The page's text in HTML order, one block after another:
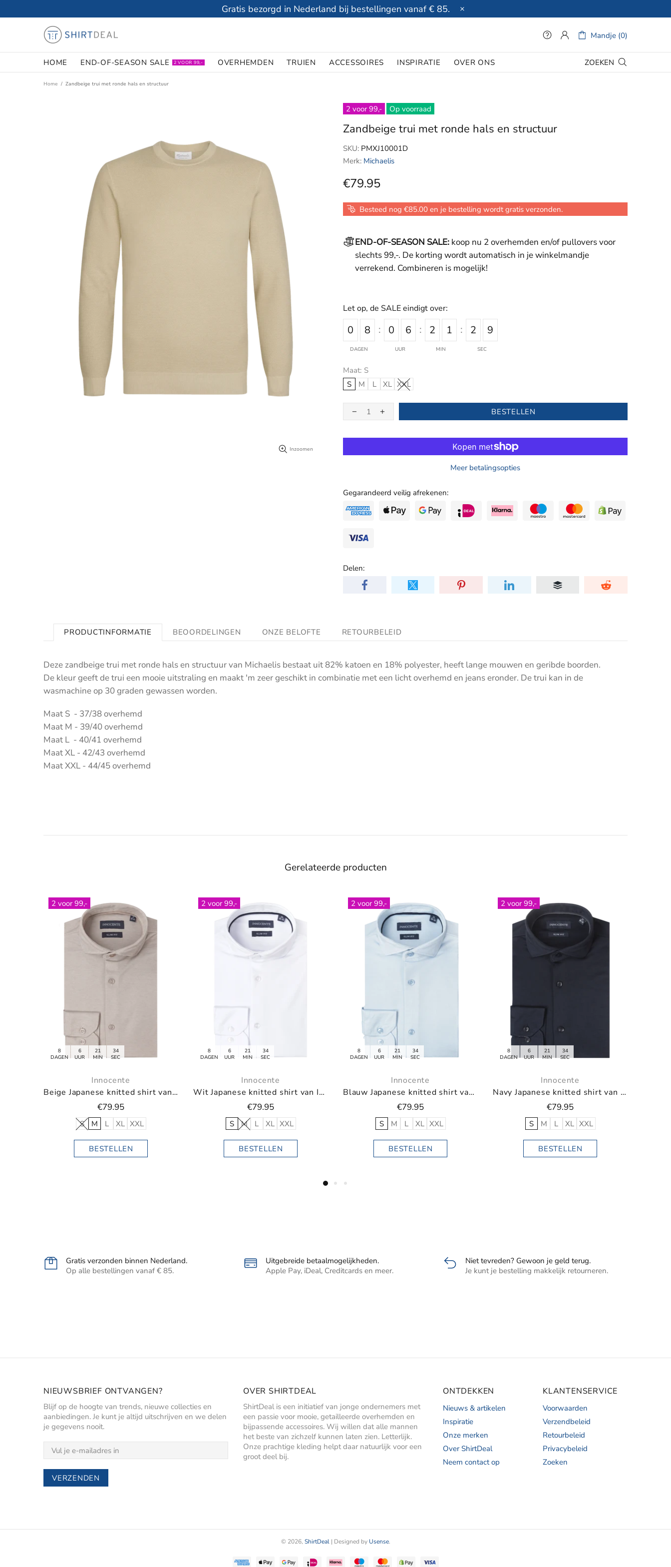
Gratis bezorgd in Nederland bij bestellingen vanaf € 85.
Mandje (0)
HOME END-OF-SEASON SALE 2 VOOR 99,- OVERHEMDEN TRUIEN ACCESSOIRES INSPIRATIE OVER ONS ZOEKEN
Home Zandbeige trui met ronde hals en structuur
Inzoomen
2 voor 99,- Op voorraad
Zandbeige trui met ronde hals en structuur
SKU: PMXJ10001D
Merk: Michaelis
€79.95
Besteed nog €85.00 en je bestelling wordt gratis verzonden.
END-OF-SEASON SALE: koop nu 2 overhemden en/of pullovers voor
slechts 99,-. De korting wordt automatisch in je winkelmandje
verrekend. Combineren is mogelijk!
0 8
DAGEN
0 6
UUR
2 1
MIN
2 8
SEC
Let op, de SALE eindigt over:
Maat: S
S
M L XL XXL
BESTELLEN
Meer betalingsopties
Gegarandeerd veilig afrekenen:
Delen:
PRODUCTINFORMATIE BEOORDELINGEN ONZE BELOFTE RETOURBELEID
Deze zandbeige trui met ronde hals en structuur van Michaelis bestaat uit 82% katoen en 18% polyester, heeft lange mouwen en geribde boorden.
De kleur geeft de trui een mooie uitstraling en maakt 'm zeer geschikt in combinatie met een licht overhemd en jeans eronder. De trui kan in de
wasmachine op 30 graden gewassen worden.
Maat S - 37/38 overhemd
Maat M - 39/40 overhemd
Maat L - 40/41 overhemd
Maat XL - 42/43 overhemd
Maat XXL - 44/45 overhemd
Gerelateerde producten
2 voor 99,-
DAGEN
UUR
21
MIN
34
SEC
Innocente
Off white pullover met V-neck
€79.95
S M XL XXL
BESTELLEN
Gratis verzonden binnen Nederland.
Op alle bestellingen vanaf € 85.
Uitgebreide betaalmogelijkheden.
Apple Pay, iDeal, Creditcards en meer.
Niet tevreden? Gewoon je geld terug.
Je kunt je bestelling makkelijk retourneren.
NIEUWSBRIEF ONTVANGEN?
Blijf op de hoogte van trends, nieuwe collecties en
aanbiedingen. Je kunt je altijd uitschrijven en we delen
je gegevens nooit.
OVER SHIRTDEAL
ShirtDeal is een initiatief van jonge ondernemers met
een passie voor mooie, getailleerde overhemden en
bijpassende accessoires. Wij willen dat alle mannen
het beste van zichzelf kunnen laten zien. Letterlijk.
Onze prachtige kleding helpt daar natuurlijk voor een
groot deel bij.
ONTDEKKEN
Nieuws & artikelen
Inspiratie
Onze merken
Over ShirtDeal
Neem contact op
KLANTENSERVICE
Voorwaarden
Verzendbeleid
Retourbeleid
Privacybeleid
Zoeken
© 2026, ShirtDeal| Designed by Usense.